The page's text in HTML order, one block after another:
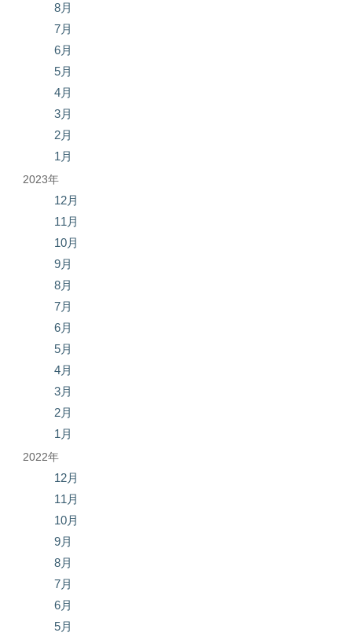
8月
7月
6月
5月
4月
3月
2月
1月
2023年
12月
11月
10月
9月
8月
7月
6月
5月
4月
3月
2月
1月
2022年
12月
11月
10月
9月
8月
7月
6月
5月